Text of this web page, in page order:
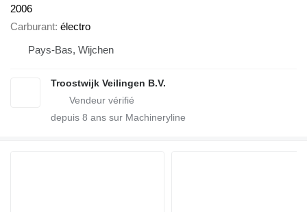
2006
Carburant électro
Pays-Bas, Wijchen
Troostwijk Veilingen B.V.
depuis 8 ans sur Machineryline